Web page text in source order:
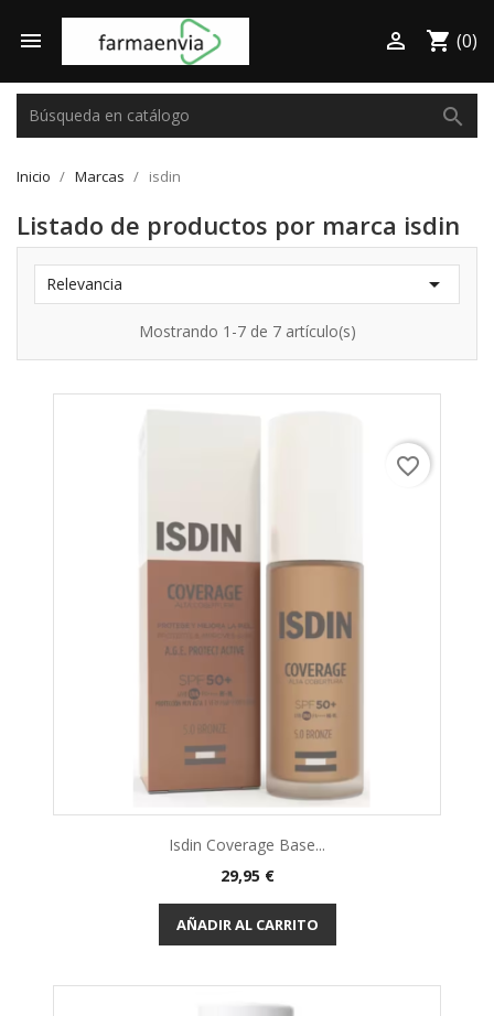
 shopping_cart (0)

search
Inicio Marcas isdin
Listado de productos por marca isdin
Relevancia 
Mostrando 1-7 de 7 artículo(s)
Isdin Coverage Base...
29,95 €
AÑADIR AL CARRITO
favorite_border